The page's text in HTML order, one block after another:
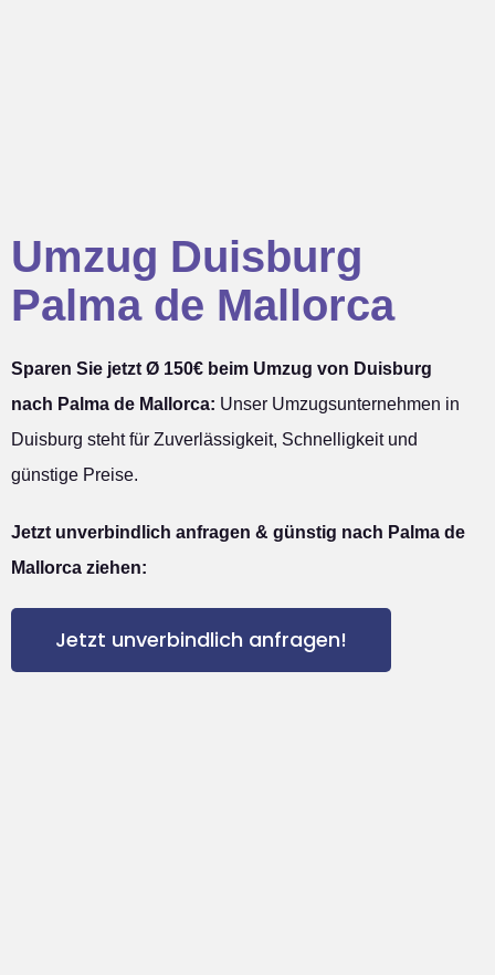
Umzug Duisburg
Palma de Mallorca
Sparen Sie jetzt Ø 150€ beim Umzug von Duisburg
nach Palma de Mallorca: Unser Umzugsunternehmen in
Duisburg steht für Zuverlässigkeit, Schnelligkeit und
günstige Preise.
Jetzt unverbindlich anfragen & günstig nach Palma de
Mallorca ziehen:
Jetzt unverbindlich anfragen!